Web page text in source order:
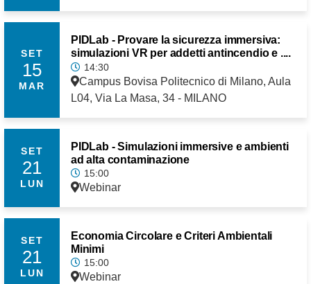
SET
15
MAR
PIDLab - Provare la sicurezza immersiva:
simulazioni VR per addetti antincendio e ....
14:30
Campus Bovisa Politecnico di Milano, Aula
L04, Via La Masa, 34 - MILANO
SET
21
LUN
PIDLab - Simulazioni immersive e ambienti
ad alta contaminazione
15:00
Webinar
SET
21
LUN
Economia Circolare e Criteri Ambientali
Minimi
15:00
Webinar